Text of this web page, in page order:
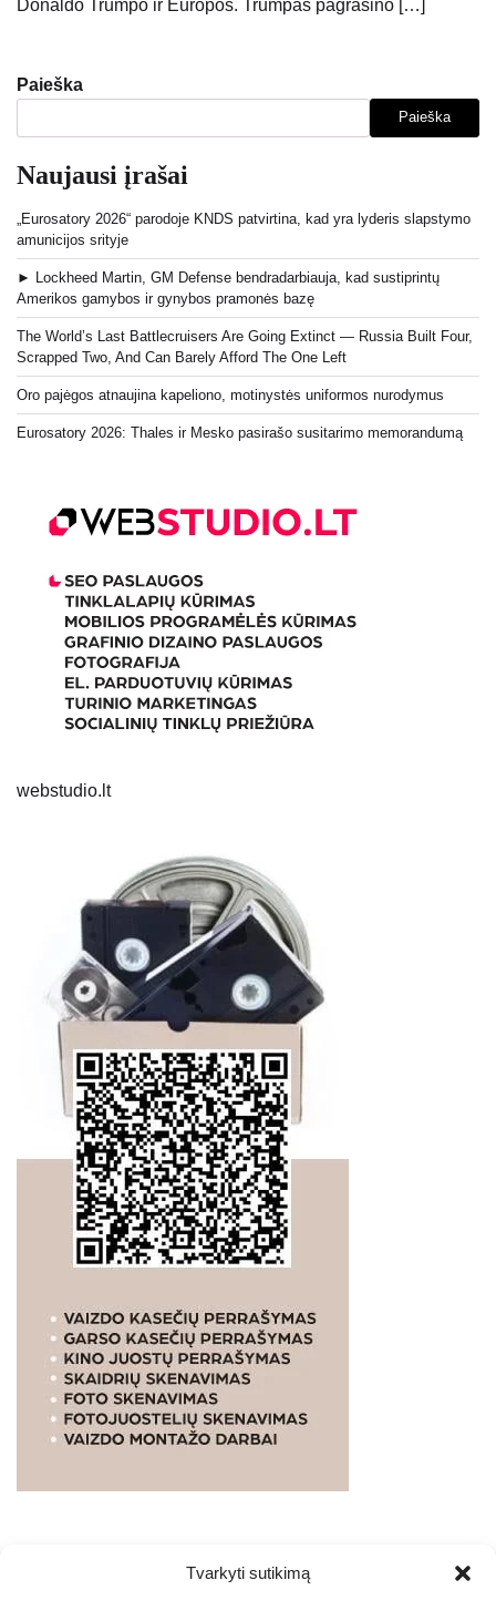
Tvarkyti sutikimą
Donaldo Trumpo ir Europos. Trumpas pagrasino […]
Paieška
Paieška
Naujausi įrašai
„Eurosatory 2026“ parodoje KNDS patvirtina, kad yra lyderis slapstymo
amunicijos srityje
► Lockheed Martin, GM Defense bendradarbiauja, kad sustiprintų
Amerikos gamybos ir gynybos pramonės bazę
The World’s Last Battlecruisers Are Going Extinct — Russia Built Four,
Scrapped Two, And Can Barely Afford The One Left
Oro pajėgos atnaujina kapeliono, motinystės uniformos nurodymus
Eurosatory 2026: Thales ir Mesko pasirašo susitarimo memorandumą
webstudio.lt